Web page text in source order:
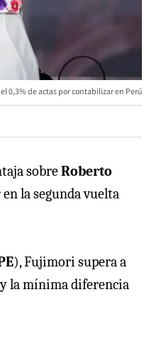
0,3% de actas por contabilizar en Perú
sobreRoberto
la segunda vuelta
), Fujimori supera a
la mínima diferencia